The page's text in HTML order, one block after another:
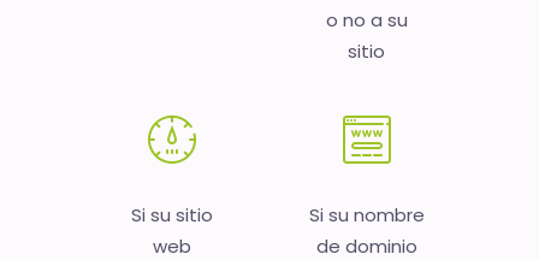
o no a su
sitio
Si su sitio
web
Si su nombre
de dominio